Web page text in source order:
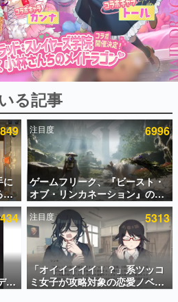
以上！ ページビュー数万以上！ などな
読まれた、電ファミ渾身の“殿堂入り”記
た。
書
イターの方々に製作時のエピソードをお
る企画（ゲーム）とは何か？を探ってい
はいけない。『赫本』は、〈試験問題〉
ラー小説集です。
ルゲーム市場を担う若きクリエイター達
のルーツと情熱を探っていきます。
る記事
に
ゲ
注目度 6996
ゲームフリーク、『ビースト・
オブ・リンカネーション』の継
続的なアプデ方針を表明。ユー
ザーからの意見を真摯に受け止
めて対応へ。修正パッチは約1週
間以内に配信される予定
ザ
8月
注目度 5313
「オイイイイイ！？」系ツッコ
ミ女子が攻略対象の恋愛ノベル
ゲーム『美術部カノジョ』